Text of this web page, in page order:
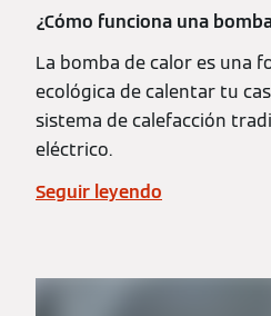
¿Cómo funciona una
La bomba de calor es una
ecológica de calentar tu
sistema de calefacción
eléctrico.
Seguir leyendo